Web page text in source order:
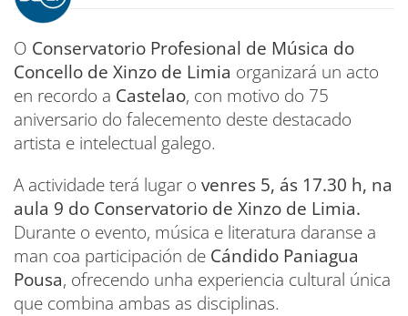
O Conservatorio Profesional de Música do
Concello de Xinzo de Limia organizará un acto
en recordo a Castelao, con motivo do 75
aniversario do falecemento deste destacado
artista e intelectual galego.
A actividade terá lugar o venres 5, ás 17.30 h, na
aula 9 do Conservatorio de Xinzo de Limia.
Durante o evento, música e literatura daranse a
man coa participación de Cándido Paniagua
Pousa, ofrecendo unha experiencia cultural única
que combina ambas as disciplinas.